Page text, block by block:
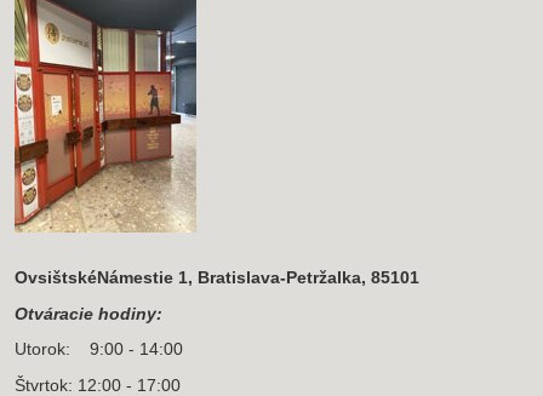
OvsištskéNámestie 1, Bratislava-Petržalka, 85101
Otváracie hodiny:
Utorok: 9:00 - 14:00
Štvrtok: 12:00 - 17:00